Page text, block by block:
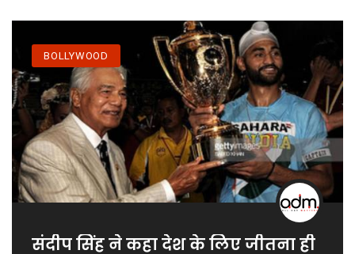
BOLLYWOOD
संदीप सिंह ने कहा देश के लिए जीतना ही